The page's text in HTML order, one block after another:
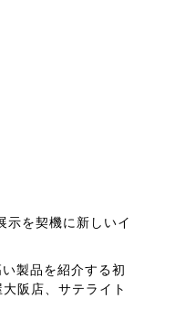
示を契機に新しいイ
製品を紹介する初
阪店、サテライト